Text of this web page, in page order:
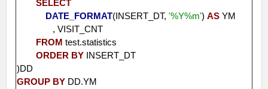
SELECT
DATE_FORMAT(INSERT_DT, '%Y%m') AS YM
, VISIT_CNT
FROM test.statistics
ORDER BY INSERT_DT
)DD
GROUP BY DD.YM